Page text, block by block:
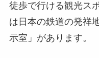
徒歩で行ける観光ス
は日本の鉄道の発祥
示室」があります。